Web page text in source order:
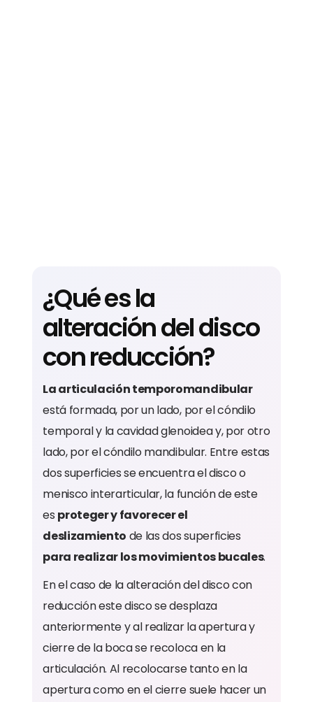
¿Qué es la
alteración del disco
con reducción?
La articulación temporomandibular
está formada, por un lado, por el cóndilo
temporal y la cavidad glenoidea y, por otro
lado, por el cóndilo mandibular. Entre estas
dos superficies se encuentra el disco o
menisco interarticular, la función de este
es proteger y favorecer el
deslizamiento de las dos superficies
para realizar los movimientos bucales.
En el caso de la alteración del disco con
reducción este disco se desplaza
anteriormente y al realizar la apertura y
cierre de la boca se recoloca en la
articulación. Al recolocarse tanto en la
apertura como en el cierre suele hacer un